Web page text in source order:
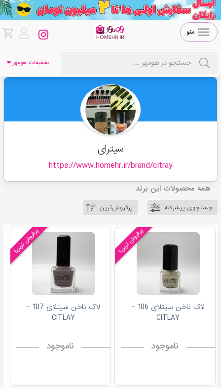
منو
تخفیفات هومهر ❤
سیترای
https://www.homehr.ir/brand/citray
همه محصولات این برند
جستجوی پیشرفته پرفروش‌ترین
پرفروش ترین!
لاک ناخن سیتلای 106 -
CITLAY
ناموجود
پرفروش ترین!
لاک ناخن سیتلای 107 -
CITLAY
ناموجود